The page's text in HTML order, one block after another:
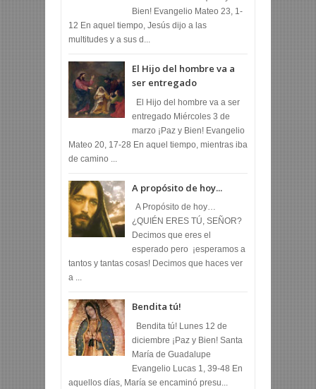
Bien! Evangelio Mateo 23, 1-
12 En aquel tiempo, Jesús dijo a las
multitudes y a sus d...
El Hijo del hombre va a
ser entregado
El Hijo del hombre va a ser
entregado Miércoles 3 de
marzo ¡Paz y Bien! Evangelio
Mateo 20, 17-28 En aquel tiempo, mientras iba
de camino ...
A propósito de hoy...
A Propósito de hoy…
¿QUIÉN ERES TÚ, SEÑOR?
Decimos que eres el
esperado pero ¡esperamos a
tantos y tantas cosas! Decimos que haces ver
a ...
Bendita tú!
Bendita tú! Lunes 12 de
diciembre ¡Paz y Bien! Santa
María de Guadalupe
Evangelio Lucas 1, 39-48 En
aquellos días, María se encaminó presu...